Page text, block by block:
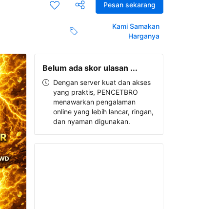
Pesan sekarang
Kami Samakan
Harganya
Belum ada skor ulasan ...
Dengan server kuat dan akses
yang praktis, PENCETBRO
menawarkan pengalaman
online yang lebih lancar, ringan,
dan nyaman digunakan.